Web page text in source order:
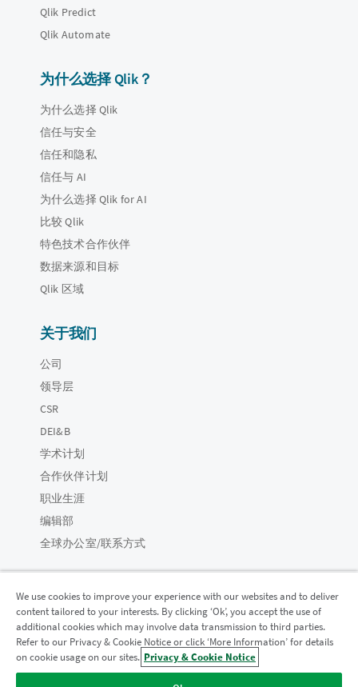
Qlik Predict
Qlik Automate
为什么选择 Qlik？
为什么选择 Qlik
信任与安全
信任和隐私
信任与 AI
为什么选择 Qlik for AI
比较 Qlik
特色技术合作伙伴
数据来源和目标
Qlik 区域
关于我们
公司
领导层
CSR
DEI&B
学术计划
合作伙伴计划
职业生涯
编辑部
全球办公室/联系方式
Qlik 社区
法律协议 产品条款 Legal Policies
法律条规
We use cookies to improve your experience with our websites and to deliver
content tailored to your interests. By clicking ‘Ok’, you accept the use of
additional cookies which may involve data transmission to third parties.
Refer to our Privacy & Cookie Notice or click ‘More Information’ for details
on cookie usage on our sites. Privacy & Cookie Notice